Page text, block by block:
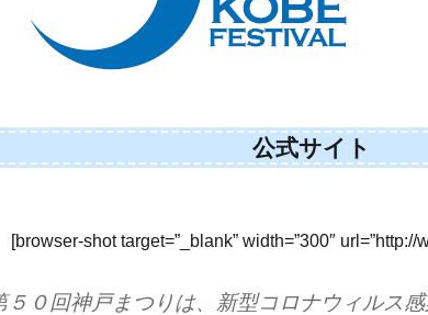
公式サイト
[browser-shot target=”_blank” width=”300″
５０回神戸まつりは、新型コロナウィルス